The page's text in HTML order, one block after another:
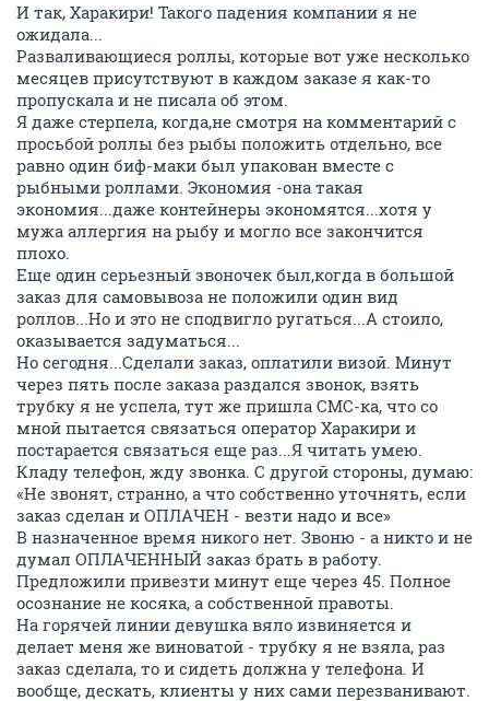
И так, Харакири! Такого падения компании я не
ожидала...
Разваливающиеся роллы, которые вот уже несколько
месяцев присутствуют в каждом заказе я как-то
пропускала и не писала об этом.
Я даже стерпела, когда,не смотря на комментарий с
просьбой роллы без рыбы положить отдельно, все
равно один биф-маки был упакован вместе с
рыбными роллами. Экономия -она такая
экономия...даже контейнеры экономятся...хотя у
мужа аллергия на рыбу и могло все закончится
плохо.
Еще один серьезный звоночек был,когда в большой
заказ для самовывоза не положили один вид
роллов...Но и это не сподвигло ругаться...А стоило,
оказывается задуматься...
Но сегодня...Сделали заказ, оплатили визой. Минут
через пять после заказа раздался звонок, взять
трубку я не успела, тут же пришла СМС-ка, что со
мной пытается связаться оператор Харакири и
постарается связаться еще раз...Я читать умею.
Кладу телефон, жду звонка. С другой стороны, думаю:
«Не звонят, странно, а что собственно уточнять, если
заказ сделан и ОПЛАЧЕН - везти надо и все»
В назначенное время никого нет. Звоню - а никто и не
думал ОПЛАЧЕННЫЙ заказ брать в работу.
Предложили привезти минут еще через 45. Полное
осознание не косяка, а собственной правоты.
На горячей линии девушка вяло извиняется и
делает меня же виноватой - трубку я не взяла, раз
заказ сделала, то и сидеть должна у телефона. И
вообще, дескать, клиенты у них сами перезванивают.